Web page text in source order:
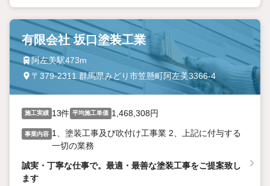
有限会社 坂口塗装工業
阿左美駅473m
〒379-2311 群馬県みどり市笠懸町阿左美3366-4
施工実績 13件 平均施工単価 1,468,308円
事業内容 1、塗装工事及び吹付け工事業 2、上記に付与する
一切の業務
誠実・丁寧な仕事で。最適・最善な塗装工事をご提案致し
ます